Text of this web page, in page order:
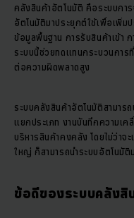
คลังสินค้าอัตโนมัติ คือระบบกา
อัตโนมัติมาประยุกต์ใช้เพื่อเพิ่ม
ข้อมูลพื้นฐาน การรับสินค้าเข้า
ระบบนี้ช่วยทดแทนกระบวนการ
ต่อความผิดพลาดสูง
ระบบคลังสินค้าอัตโนมัติสามาร
แยกประเภท งานบันทึกความเค
บริหารสินค้าคงคลัง โดยไม่ว่าจ
ใหญ่ ก็สามารถนำระบบอัตโนมั
ข้อดีของระบบคลังสิ